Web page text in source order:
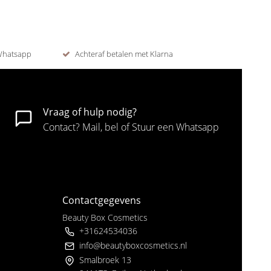
Achteraf betalen met Klarna
Vraag of hulp nodig?
Contact? Mail, bel of Stuur een Whatsapp
Contactgegevens
Beauty Box Cosmetics
+31624534036
info@beautyboxcosmetics.nl
Smalbroek 13